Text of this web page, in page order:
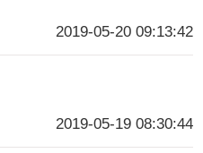
2019-05-20 09:13:42
2019-05-19 08:30:44